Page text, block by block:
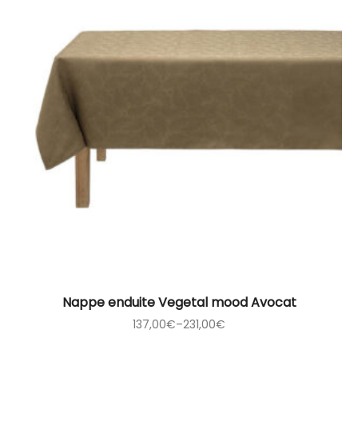
Nappe enduite Vegetal mood Avocat
137,00€–231,00€